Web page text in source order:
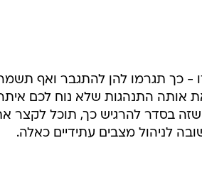
- כך תגרמו להן להתגבר ואף
אותה התנהגות שלא נוח לכם
בסדר להרגיש כך, תוכל לקצר
לניהול מצבים עתידיים כאלה.